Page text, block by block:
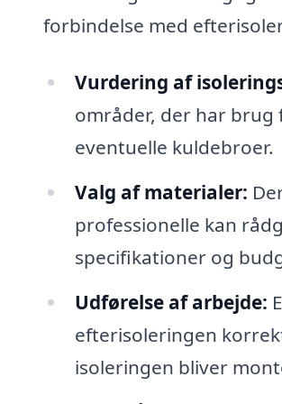
forbindelse med
Vurdering af
områder, der har
eventuelle kuldebroer.
Valg af materialer:
professionelle kan
specifikationer og
Udførelse af arbejde:
efterisoleringen
isoleringen bliver